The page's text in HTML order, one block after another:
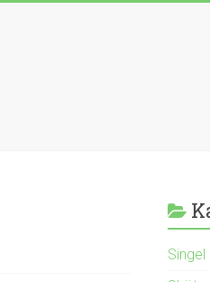
Singel